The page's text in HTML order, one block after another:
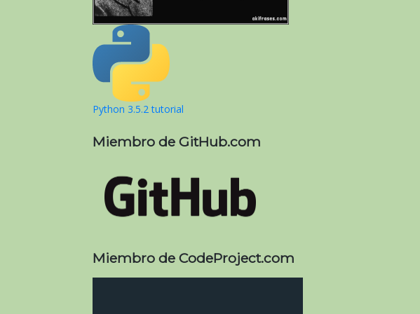
Python 3.5.2 tutorial
Miembro de GitHub.com
Miembro de CodeProject.com